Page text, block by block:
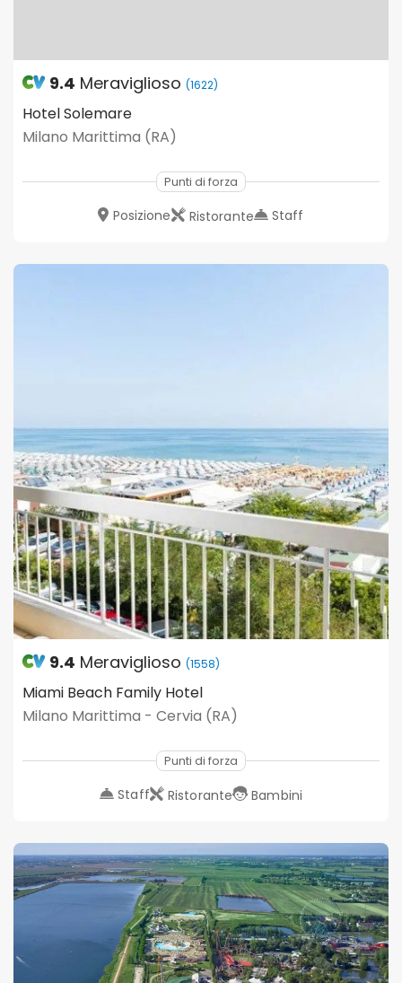
9.4 Meraviglioso (1622)
Hotel Solemare
Milano Marittima (RA)
Punti di forza
Posizione Ristorante Staff
9.4 Meraviglioso (1558)
Miami Beach Family Hotel
Milano Marittima - Cervia (RA)
Punti di forza
Staff Ristorante Bambini